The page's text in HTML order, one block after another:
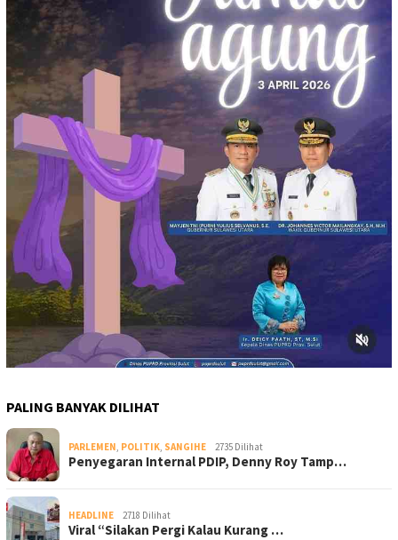
PALING BANYAK DILIHAT
PARLEMEN, POLITIK, SANGIHE 2735 Dilihat
Penyegaran Internal PDIP, Denny Roy Tamp…
HEADLINE 2718 Dilihat
Viral “Silakan Pergi Kalau Kurang …